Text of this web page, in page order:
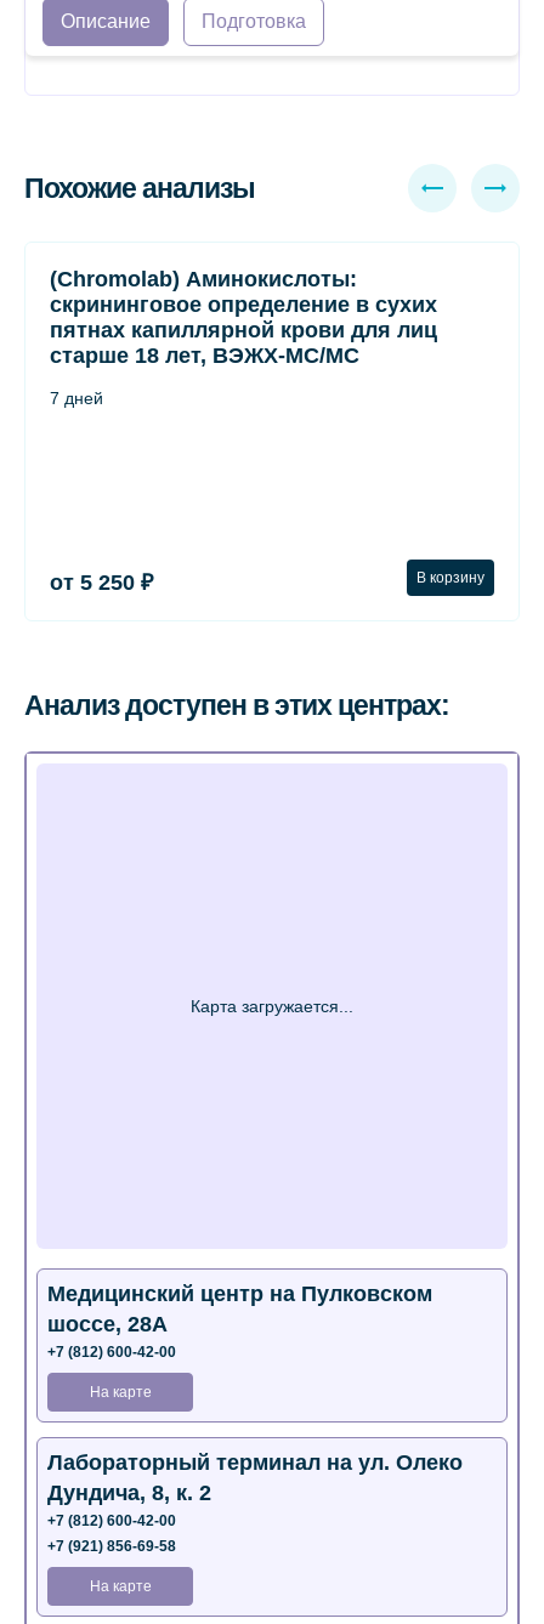
Описание Подготовка
Похожие анализы
(Chromolab) Аминокислоты:
скрининговое определение в сухих
пятнах капиллярной крови для лиц
старше 18 лет, ВЭЖХ-МС/МС
7 дней
от 5 250 ₽ В корзину
Анализ доступен в этих центрах:
Медицинский центр на Пулковском
шоссе, 28А
+7 (812) 600-42-00
На карте
Лабораторный терминал на ул. Олеко
Дундича, 8, к. 2
+7 (812) 600-42-00
+7 (921) 856-69-58
На карте